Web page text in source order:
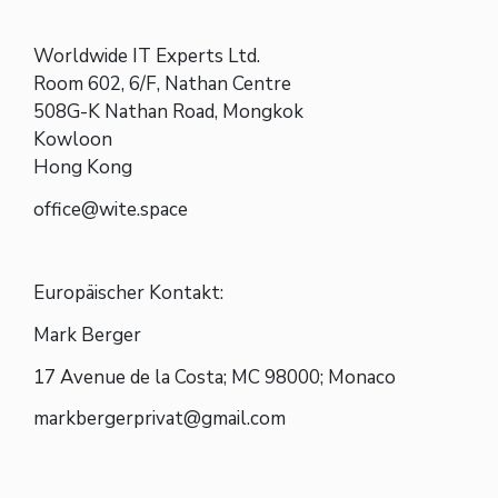
Worldwide IT Experts Ltd.
Room 602, 6/F, Nathan Centre
508G-K Nathan Road, Mongkok
Kowloon
Hong Kong
office@wite.space
Europäischer Kontakt:
Mark Berger
17 Avenue de la Costa; MC 98000; Monaco
markbergerprivat@gmail.com